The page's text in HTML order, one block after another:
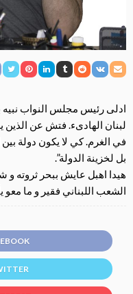
ادلى رئيس مجلس النواب نبيه
لبنان الهادىء. فتش عن الذين
في الغرم. كي لا يكون دولة
بل لخزينة الدولة”.
الشعب اللبناني فقير و ما معو